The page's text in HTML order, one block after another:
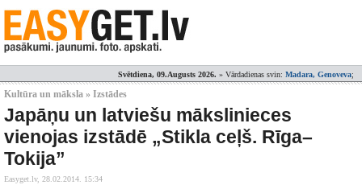
Svētdiena, 09.Augusts 2026. » Vārdadienas svin: Madara, Genoveva;
Kultūra un māksla » Izstādes
Japāņu un latviešu mākslinieces
vienojas izstādē „Stikla ceļš. Rīga–
Tokija”
Easyget.lv, 28.02.2014. 15:34